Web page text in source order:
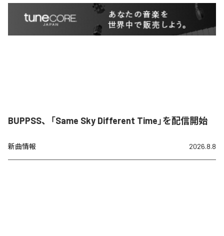
BUPPSS、「Same Sky Different Time」を配信開始
新曲情報 2026.8.8